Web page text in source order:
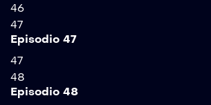
46
47
Episodio 47
47
48
Episodio 48